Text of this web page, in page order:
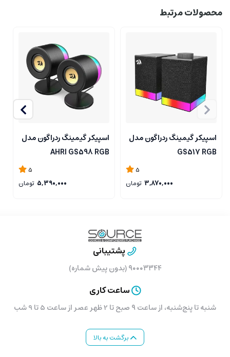
محصولات مرتبط
اسپیکر گیمینگ ردراگون مدل
GS517 RGB
5
3,870,000 تومان
اسپیکر گیمینگ ردراگون مدل
AHRI GS598 RGB
5
5,390,000 تومان
پشتیبانی
۹۰۰۰۳۳۴۴ (بدون پیش شماره)
ساعت کاری
شنبه تا پنج‌شنبه، از ساعت ۹ صبح تا 2 ظهر عصر از ساعت 5 تا 9 شب
برگشت به بالا